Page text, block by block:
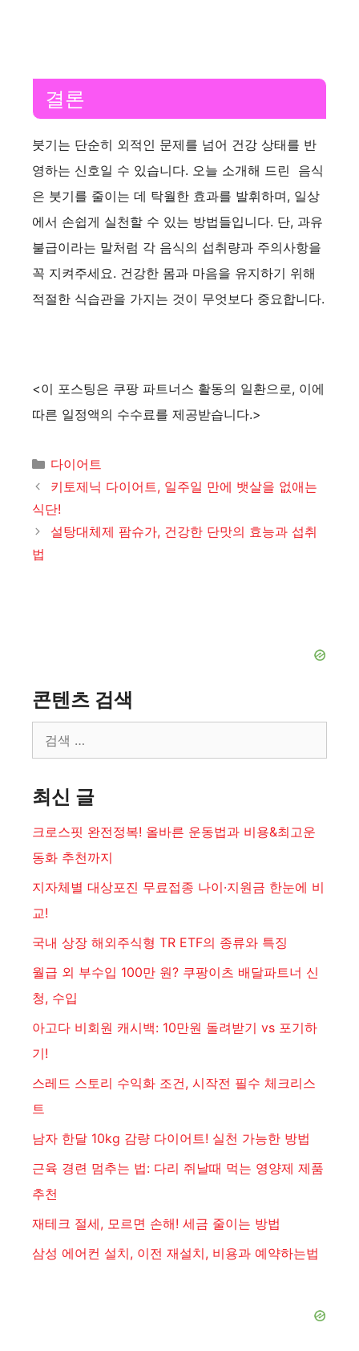
결론
붓기는 단순히 외적인 문제를 넘어 건강 상태를 반
영하는 신호일 수 있습니다. 오늘 소개해 드린 음식
은 붓기를 줄이는 데 탁월한 효과를 발휘하며, 일상
에서 손쉽게 실천할 수 있는 방법들입니다. 단, 과유
불급이라는 말처럼 각 음식의 섭취량과 주의사항을
꼭 지켜주세요. 건강한 몸과 마음을 유지하기 위해
적절한 식습관을 가지는 것이 무엇보다 중요합니다.
<이 포스팅은 쿠팡 파트너스 활동의 일환으로, 이에
따른 일정액의 수수료를 제공받습니다.>
카
테
리
다이어트
키토제닉 다이어트, 일주일 만에 뱃살을 없애는
식단!
설탕대체제 팜슈가, 건강한 단맛의 효능과 섭취
법
콘텐츠 검색
색:
최신 글
크로스핏 완전정복! 올바른 운동법과 비용&최고운
동화 추천까지
지자체별 대상포진 무료접종 나이·지원금 한눈에 비
교!
국내 상장 해외주식형 TR ETF의 종류와 특징
월급 외 부수입 100만 원? 쿠팡이츠 배달파트너 신
청, 수입
아고다 비회원 캐시백: 10만원 돌려받기 vs 포기하
기!
스레드 스토리 수익화 조건, 시작전 필수 체크리스
트
남자 한달 10kg 감량 다이어트! 실천 가능한 방법
근육 경련 멈추는 법: 다리 쥐날때 먹는 영양제 제품
추천
재테크 절세, 모르면 손해! 세금 줄이는 방법
삼성 에어컨 설치, 이전 재설치, 비용과 예약하는법